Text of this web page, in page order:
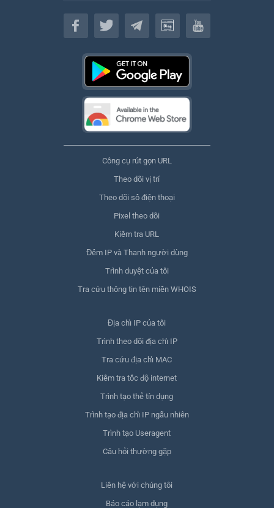
Tiếng Việt
Công cụ rút gọn URL
Theo dõi vị trí
Theo dõi số điện thoại
Pixel theo dõi
Kiểm tra URL
Đếm IP và Thanh người dùng
Trình duyệt của tôi
Tra cứu thông tin tên miền WHOIS
Địa chỉ IP của tôi
Trình theo dõi địa chỉ IP
Tra cứu địa chỉ MAC
Kiểm tra tốc độ internet
Trình tạo thẻ tín dụng
Trình tạo địa chỉ IP ngẫu nhiên
Trình tạo Useragent
Câu hỏi thường gặp
Liên hệ với chúng tôi
Báo cáo lạm dụng